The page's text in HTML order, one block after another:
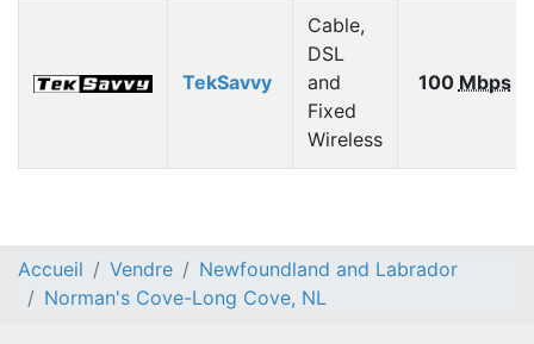
TekSavvy
Cable,
DSL
and
Fixed
Wireless
100 Mbps
Accueil Vendre
Newfoundland and Labrador
Norman's Cove-Long Cove, NL